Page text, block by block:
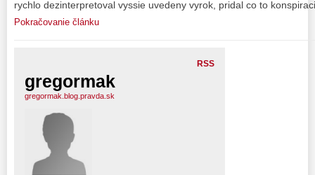
rychlo dezinterpretoval vyssie uvedeny vyrok, pridal co to
Pokračovanie článku
RSS
gregormak
gregormak.blog.pravda.sk